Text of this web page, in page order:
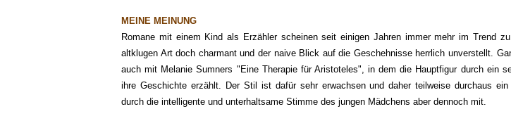
MEINE MEINUNG
Romane mit einem Kind als Erzähler scheinen seit einigen Jahren immer mehr im Trend
altklugen Art doch charmant und der naive Blick auf die Geschehnisse herrlich unverstellt.
auch mit Melanie Sumners "Eine Therapie für Aristoteles", in dem die Hauptfigur durch ein
ihre Geschichte erzählt. Der Stil ist dafür sehr erwachsen und daher teilweise durchaus
durch die intelligente und unterhaltsame Stimme des jungen Mädchens aber dennoch mit.